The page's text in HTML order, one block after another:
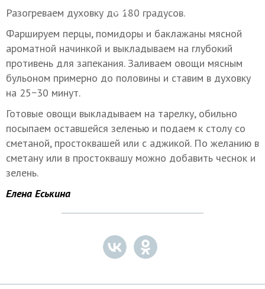
Разогреваем духовку до 180 градусов.
Фаршируем перцы, помидоры и баклажаны мясной
ароматной начинкой и выкладываем на глубокий
противень для запекания. Заливаем овощи мясным
бульоном примерно до половины и ставим в духовку
на 25−30 минут.
Готовые овощи выкладываем на тарелку, обильно
посыпаем оставшейся зеленью и подаем к столу со
сметаной, простоквашей или с аджикой. По желанию в
сметану или в простоквашу можно добавить чеснок и
зелень.
Елена Еськина